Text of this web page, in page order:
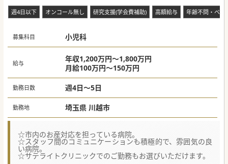
週4日以下 オンコール無し 研究支援(学会費補助) 高額給与 年齢不問・ベテ
募集科目 小児科
給与
年収1,200万円～1,800万円
月給100万円～150万円
勤務日数 週4日～5日
勤務地 埼玉県 川越市
☆市内のお産対応を担っている病院。
☆スタッフ間のコミュニケーションも積極的で、雰囲気の良
い病院。
☆サテライトクリニックでのご勤務もお選びいただけます。